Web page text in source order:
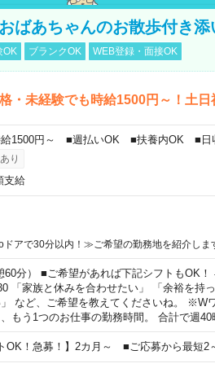
ばあちゃんのお散歩付き
OK ブランクOK WEB登録・面接OK
未経験でも時給1500円～！土日
給1500円～ ■週払いOK ■扶養内OK ■日
り
支給
アで30分以内！≫ご希望の勤務地を紹介しま
60分） ■ご希望があれば下記シフトもOK
「家族と休みを合わせたい」 「余裕を持
など、ご希望を教えてくださいね。 ※W
もう1つのお仕事の勤務時間。 合計で週40
OK！急募！】2カ月～ ■ご応募から最短2